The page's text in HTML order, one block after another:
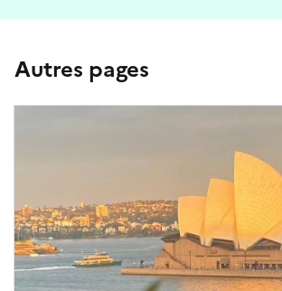
Autres pages